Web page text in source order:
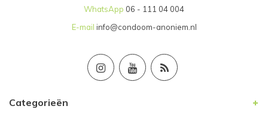
WhatsApp 06 - 111 04 004
E-mail info@condoom-anoniem.nl
Categorieën